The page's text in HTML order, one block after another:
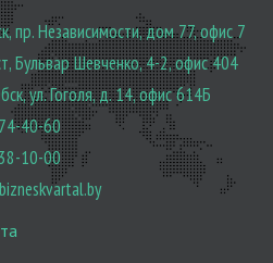
пр. Независимости, дом 77, офис 7
Бульвар Шевченко, 4-2, офис 404
ул. Гоголя, д. 14, офис 614Б
40-60
10-00